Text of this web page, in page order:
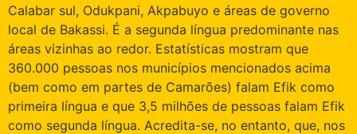
Calabar sul, Odukpani, Akpabuyo e áreas de governo
local de Bakassi. É a segunda língua predominante nas
áreas vizinhas ao redor. Estatísticas mostram que
360.000 pessoas nos municípios mencionados acima
(bem como em partes de Camarões) falam Efik como
primeira língua e que 3,5 milhões de pessoas falam Efik
como segunda língua. Acredita-se, no entanto, que, nos